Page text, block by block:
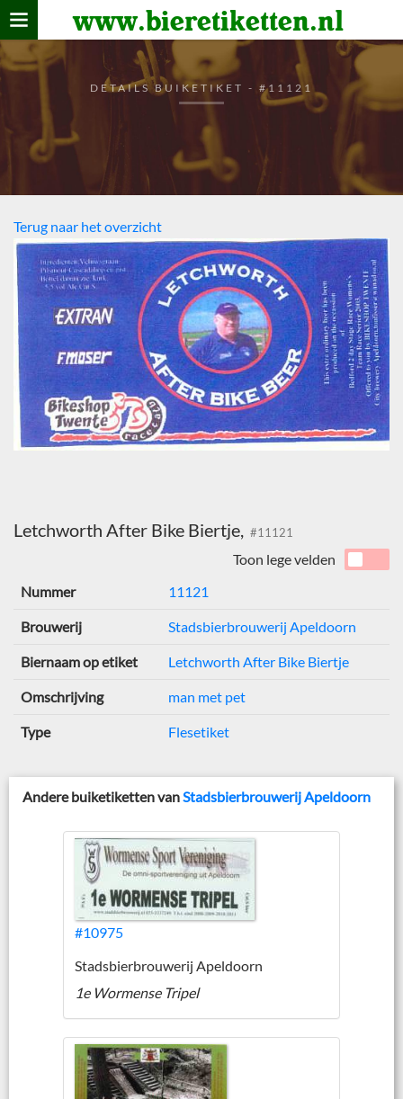
www.bieretiketten.nl
Home
verzamelen
De bierkaart
Bezoekers
DETAILS BUIKETIKET - #11121
Terug naar het overzicht
Letchworth After Bike Biertje, #11121
Toon lege velden
Nummer
11121
Brouwerij Stadsbierbrouwerij Apeldoorn
Biernaam op etiket Letchworth After Bike Biertje
Omschrijving man met pet
Type Flesetiket
Andere buiketiketten vanStadsbierbrouwerij Apeldoorn
#10975
Stadsbierbrouwerij Apeldoorn
1e Wormense Tripel